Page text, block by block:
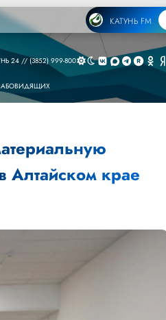
КАТУНЬ FM
24 // (3852) 999-800
Алтайском крае